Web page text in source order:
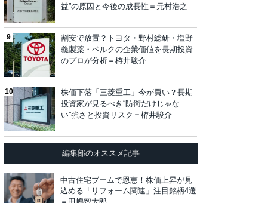
益”の原因と今後の成長性＝元村浩之
割安で放置？トヨタ・野村総研・塩野
義製薬・ベルクの企業価値を長期投資
のプロが分析＝栫井駿介
株価下落「三菱重工」今が買い？長期
投資家が見るべき“防衛だけじゃな
い”強さと投資リスク＝栫井駿介
編集部のオススメ記事
中古住宅ブームで恩恵！株価上昇が見
込める「リフォーム関連」注目銘柄4選